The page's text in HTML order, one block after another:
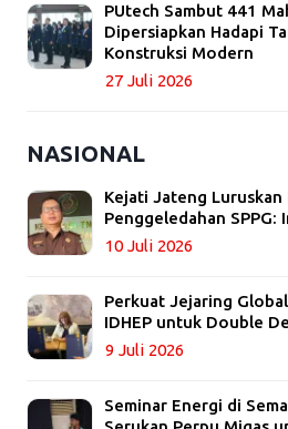
PUtech Sambut 441
Dipersiapkan Hadapi
Konstruksi Modern
27 Juli 2026
NASIONAL
Kejati Jateng Luruskan
Penggeledahan
10 Juli 2026
Perkuat Jejaring
IDHEP untuk Double
9 Juli 2026
Seminar Energi di